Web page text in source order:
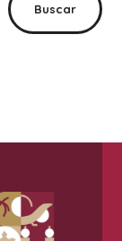
Buscar